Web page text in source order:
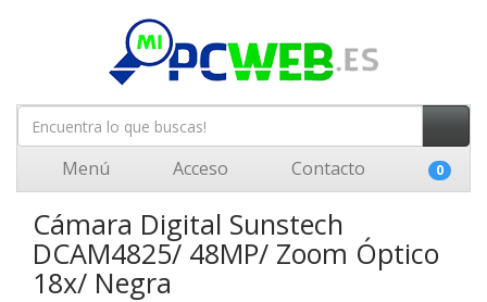
Menú Acceso Contacto 0
Cámara Digital Sunstech
DCAM4825/ 48MP/ Zoom Óptico
18x/ Negra